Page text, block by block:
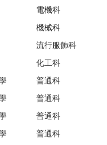
電機科
機械科
流行服飾科
化工科
普通科
普通科
普通科
普通科